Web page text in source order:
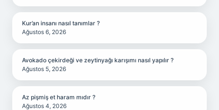
Kur’an insanı nasıl tanımlar ?
Ağustos 6, 2026
Avokado çekirdeği ve zeytinyağı karışımı nasıl yapılır ?
Ağustos 5, 2026
Az pişmiş et haram mıdır ?
Ağustos 4, 2026